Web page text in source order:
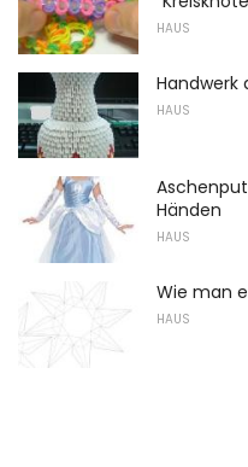
HAUS
Handwerk
HAUS
Händen
HAUS
Wie man
HAUS